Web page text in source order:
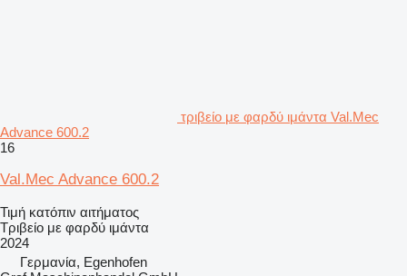
τριβείο με φαρδύ ιμάντα Val.Mec
Advance 600.2
16
Val.Mec Advance 600.2
Τιμή κατόπιν αιτήματος
Τριβείο με φαρδύ ιμάντα
2024
Γερμανία, Egenhofen